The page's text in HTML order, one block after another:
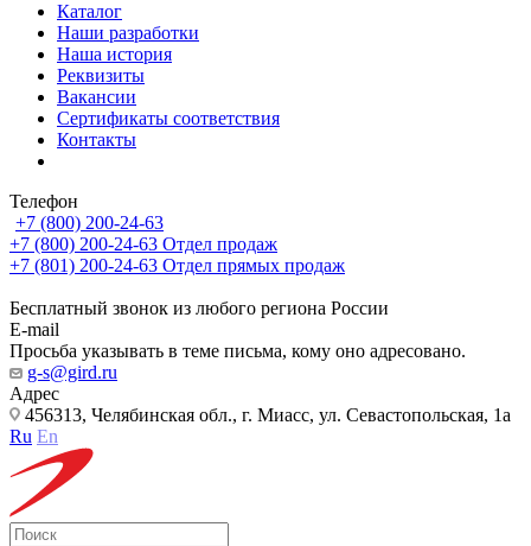
Каталог
Наши разработки
Наша история
Реквизиты
Вакансии
Сертификаты соответствия
Контакты
Телефон
+7 (800) 200-24-63
+7 (800) 200-24-63 Отдел продаж
+7 (801) 200-24-63 Отдел прямых продаж
Бесплатный звонок из любого региона России
E-mail
Просьба указывать в теме письма, кому оно адресовано.
g-s@gird.ru
Адрес
456313, Челябинская обл., г. Миасс, ул. Севастопольская, 1а
Ru En